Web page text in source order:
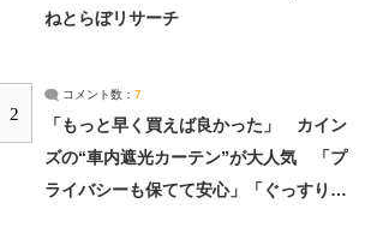
ねとらぼリサーチ
2
コメント数： 7
「もっと早く買えば良かった」 カイン
ズの“車内遮光カーテン”が大人気 「プ
ライバシーも保てて安心」「ぐっすり眠